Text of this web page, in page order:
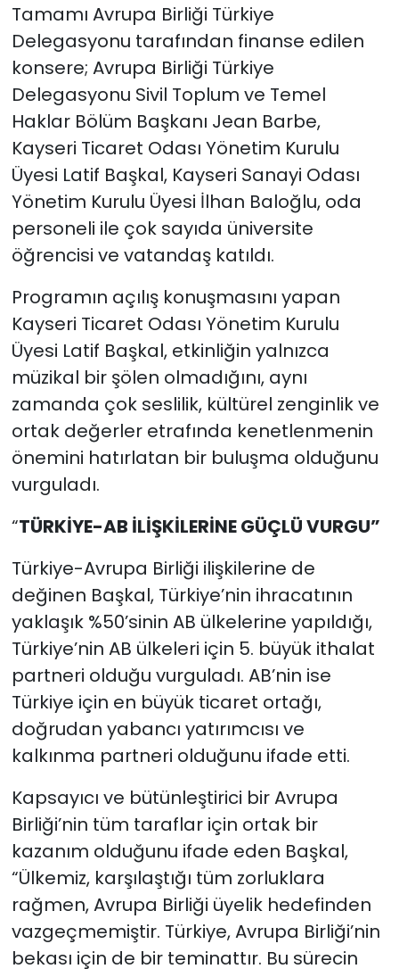
Tamamı Avrupa Birliği Türkiye
Delegasyonu tarafından finanse edilen
konsere; Avrupa Birliği Türkiye
Delegasyonu Sivil Toplum ve Temel
Haklar Bölüm Başkanı Jean Barbe,
Kayseri Ticaret Odası Yönetim Kurulu
Üyesi Latif Başkal, Kayseri Sanayi Odası
Yönetim Kurulu Üyesi İlhan Baloğlu, oda
personeli ile çok sayıda üniversite
öğrencisi ve vatandaş katıldı.
Programın açılış konuşmasını yapan
Kayseri Ticaret Odası Yönetim Kurulu
Üyesi Latif Başkal, etkinliğin yalnızca
müzikal bir şölen olmadığını, aynı
zamanda çok seslilik, kültürel zenginlik ve
ortak değerler etrafında kenetlenmenin
önemini hatırlatan bir buluşma olduğunu
vurguladı.
“TÜRKİYE-AB İLİŞKİLERİNE GÜÇLÜ VURGU”
Türkiye-Avrupa Birliği ilişkilerine de
değinen Başkal, Türkiye’nin ihracatının
yaklaşık %50’sinin AB ülkelerine yapıldığı,
Türkiye’nin AB ülkeleri için 5. büyük ithalat
partneri olduğu vurguladı. AB’nin ise
Türkiye için en büyük ticaret ortağı,
doğrudan yabancı yatırımcısı ve
kalkınma partneri olduğunu ifade etti.
Kapsayıcı ve bütünleştirici bir Avrupa
Birliği’nin tüm taraflar için ortak bir
kazanım olduğunu ifade eden Başkal,
“Ülkemiz, karşılaştığı tüm zorluklara
rağmen, Avrupa Birliği üyelik hedefinden
vazgeçmemiştir. Türkiye, Avrupa Birliği’nin
bekası için de bir teminattır. Bu sürecin